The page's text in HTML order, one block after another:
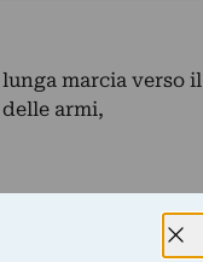
marcia verso il
armi,